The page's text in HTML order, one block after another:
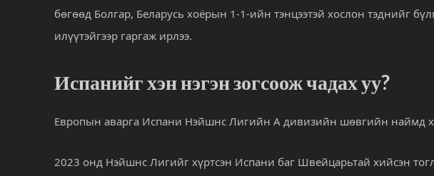
бөгөөд Болгар, Беларусь хоёрын 1-1-ийн тэнцээтэй хослон тэднийг
илүүтэйгээр гаргаж ирлээ.
Испанийг хэн нэгэн зогсоож чадах уу?
Европын аварга Испани Нэйшнс Лигийн А дивизийн шөвгийн наймд
2023 онд Нэйшнс Лигийг хүртсэн Испани баг Швейцарьтай хийсэн